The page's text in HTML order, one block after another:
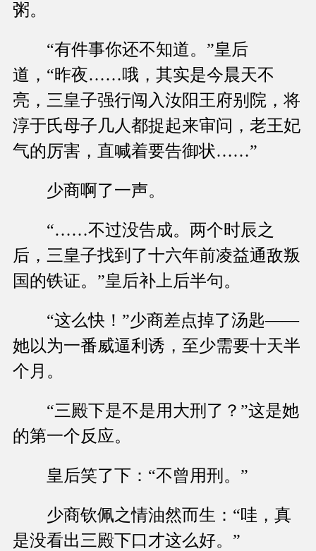
粥。
“有件事你还不知道。”皇后
道，“昨夜……哦，其实是今晨天不
亮，三皇子强行闯入汝阳王府别院，将
淳于氏母子几人都捉起来审问，老王妃
气的厉害，直喊着要告御状……”
少商啊了一声。
“……不过没告成。两个时辰之
后，三皇子找到了十六年前凌益通敌叛
国的铁证。”皇后补上后半句。
“这么快！”少商差点掉了汤匙——
她以为一番威逼利诱，至少需要十天半
个月。
“三殿下是不是用大刑了？”这是她
的第一个反应。
皇后笑了下：“不曾用刑。”
少商钦佩之情油然而生：“哇，真
是没看出三殿下口才这么好。”